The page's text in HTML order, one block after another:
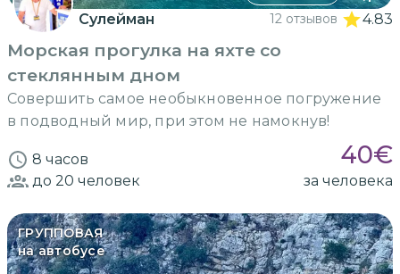
Сулейман 12 отзывов 4.83
Морская прогулка на яхте со
стеклянным дном
Совершить самое необыкновенное погружение
в подводный мир, при этом не намокнув!
8 часов 40€
до 20 человек за человека
ГРУППОВАЯ
на автобусе